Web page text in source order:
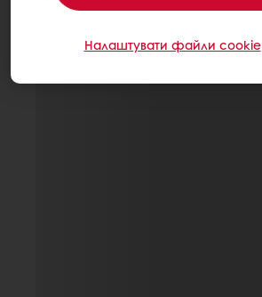
Налаштувати файли cookie